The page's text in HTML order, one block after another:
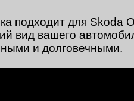
подходит для Skoda
вид вашего
и долговечными.